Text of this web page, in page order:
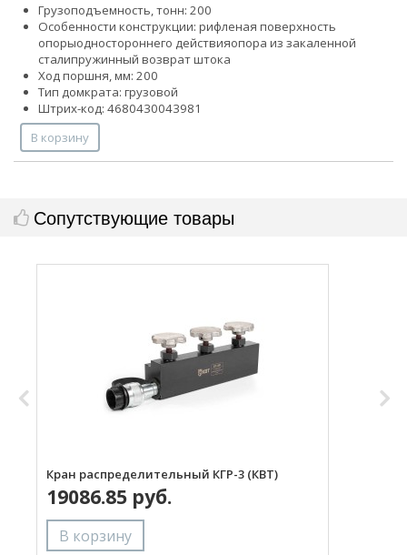
Грузоподъемность, тонн: 200
Особенности конструкции: рифленая поверхность
опорыодностороннего действияопора из закаленной
сталипружинный возврат штока
Ход поршня, мм: 200
Тип домкрата: грузовой
Штрих-код: 4680430043981
В корзину
Сопутствующие товары
Кран распределительный КГР-3 (КВТ)
19086.85 руб.